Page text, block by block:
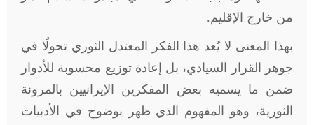
من خارج الإقليم.
بهذا المعنى لا يُعد هذا الفكر المعتدل الثوري تحولًا في
جوهر القرار السيادي، بل إعادة توزيع محسوبة للأدوار
ضمن ما يسميه بعض المفكرين الإيرانيين بالمرونة
الثورية، وهو المفهوم الذي ظهر بوضوح في الأدبيات